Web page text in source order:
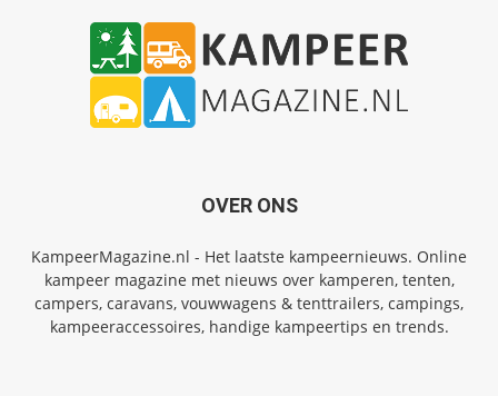
OVER ONS
KampeerMagazine.nl - Het laatste kampeernieuws. Online
kampeer magazine met nieuws over kamperen, tenten,
campers, caravans, vouwwagens & tenttrailers, campings,
kampeeraccessoires, handige kampeertips en trends.